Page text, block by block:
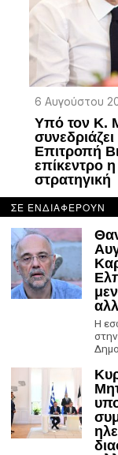
6 Αυγούστου
Υπό τον Κ.
Επιτροπή
επίκεντρο
στρατηγική
ΣΕ ΕΝΔΙΑΦΕΡΟΥΝ
Η